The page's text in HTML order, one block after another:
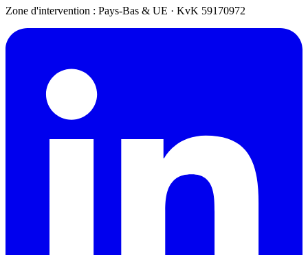
Zone d'intervention : Pays-Bas & UE · KvK 59170972